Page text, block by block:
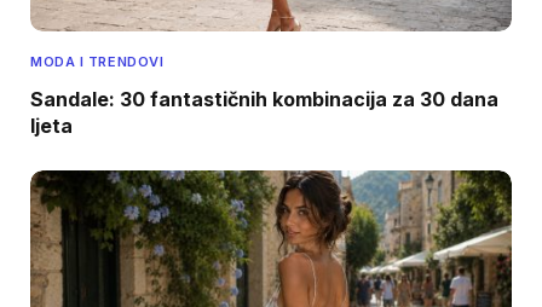
MODA I TRENDOVI
Sandale: 30 fantastičnih kombinacija za 30 dana
ljeta